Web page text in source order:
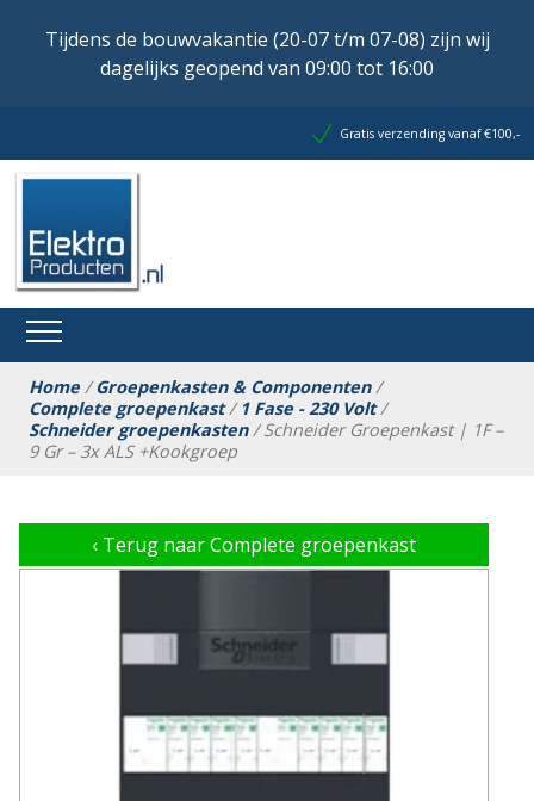
Tijdens de bouwvakantie (20-07 t/m 07-08) zijn wij
dagelijks geopend van 09:00 tot 16:00
Gratis verzending vanaf €100,-
Home/Groepenkasten & Componenten/
Complete groepenkast/ 1 Fase - 230 Volt/
Schneider groepenkasten/ Schneider Groepenkast | 1F –
9 Gr – 3x ALS +Kookgroep
‹ Terug naar Complete groepenkast